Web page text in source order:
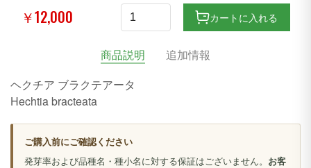
￥12,000 カートに入れる
商品説明
追加情報
ヘクチア ブラクテアータ
Hechtia bracteata
ご購入前にご確認ください
発芽率および品種名・種小名に対する保証はございません。 お客